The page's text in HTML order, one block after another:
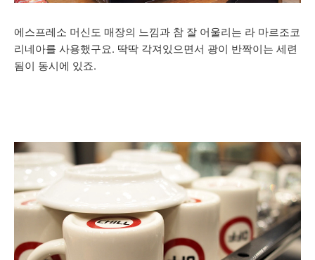
에스프레소 머신도 매장의 느낌과 참 잘 어울리는 라 마르조코
리네아를 사용했구요. 딱딱 각져있으면서 광이 반짝이는 세련
됨이 동시에 있죠.